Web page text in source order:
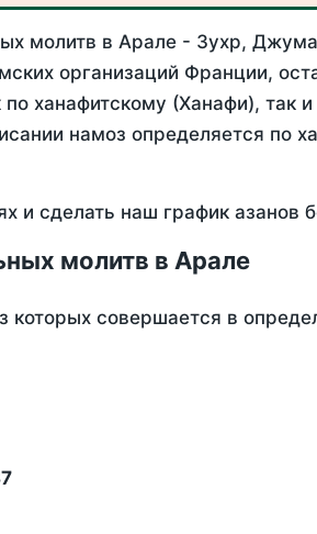
молитв в Арале - Зухр,
организаций Франции,
ханафитскому (Ханафи),
намоз определяется по
и сделать наш график
молитв в Арале
которых совершается в